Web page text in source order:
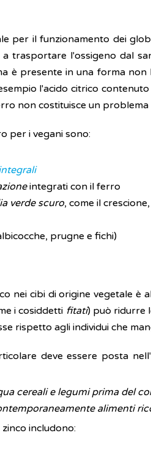
per il funzionamento dei
trasportare l'ossigeno dal
è presente in una forma non
l'acido citrico
non costituisce un problema
per i vegani sono:
integrati con il ferro
verde scuro, come il
prugne e fichi)
nei cibi di origine vegetale è
i cosiddetti fitati) può ridurre
rispetto agli individui che
deve essere posta
cereali e legumi prima del
alimenti
includono: